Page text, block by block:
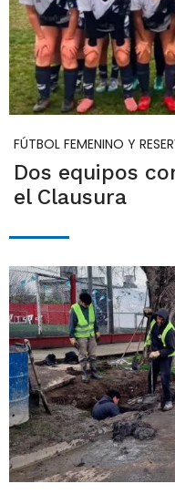
FÚTBOL FEMENINO Y
Dos equipos
el Clausura